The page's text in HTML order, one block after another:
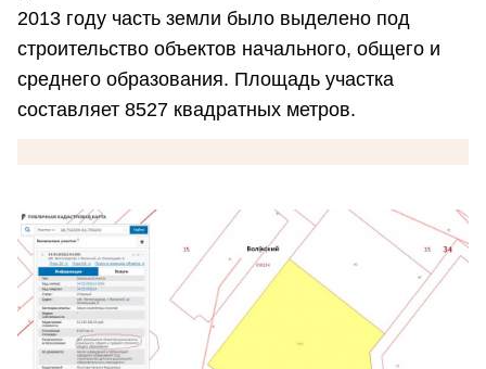
2013 году часть земли было выделено под
строительство объектов начального, общего и
среднего образования. Площадь участка
составляет 8527 квадратных метров.